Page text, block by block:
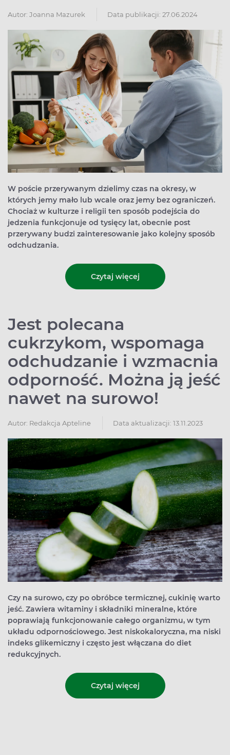
Autor: Joanna Mazurek Data publikacji: 27.06.2024
W poście przerywanym dzielimy czas na okresy, w
których jemy mało lub wcale oraz jemy bez ograniczeń.
Chociaż w kulturze i religii ten sposób podejścia do
jedzenia funkcjonuje od tysięcy lat, obecnie post
przerywany budzi zainteresowanie jako kolejny sposób
odchudzania.
Czytaj więcej
Jest polecana
cukrzykom, wspomaga
odchudzanie i wzmacnia
odporność. Można ją jeść
nawet na surowo!
Autor: Redakcja Apteline Data aktualizacji: 13.11.2023
Czy na surowo, czy po obróbce termicznej, cukinię warto
jeść. Zawiera witaminy i składniki mineralne, które
poprawiają funkcjonowanie całego organizmu, w tym
układu odpornościowego. Jest niskokaloryczna, ma niski
indeks glikemiczny i często jest włączana do diet
redukcyjnych.
Czytaj więcej